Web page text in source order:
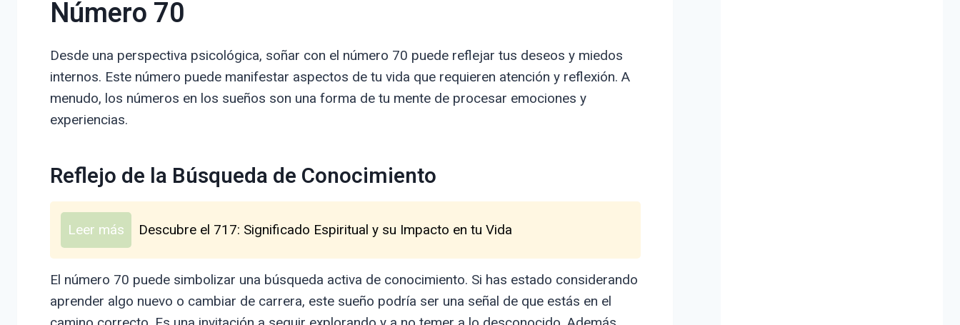
Número 70
Desde una perspectiva psicológica, soñar con el número 70 puede reflejar tus deseos y miedos
internos. Este número puede manifestar aspectos de tu vida que requieren atención y reflexión. A
menudo, los números en los sueños son una forma de tu mente de procesar emociones y
experiencias.
Reflejo de la Búsqueda de Conocimiento
Leer más Descubre el 717: Significado Espiritual y su Impacto en tu Vida
El número 70 puede simbolizar una búsqueda activa de conocimiento. Si has estado considerando
aprender algo nuevo o cambiar de carrera, este sueño podría ser una señal de que estás en el